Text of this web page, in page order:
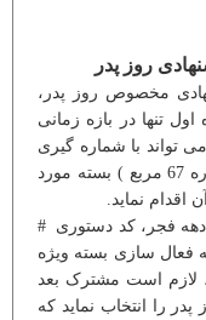
روز پدر
مخصوص روز پدر،
تنها در بازه زمانی
طرح ( 13 بهمن تا 15 بهمن 1401 ) می تواند با شماره گیری
کد دستوری # 100 * 67 * ( ستاره 100 ستاره 67 مربع ) بسته مورد
نماید.
دهه فجر، کد دستوری #
ستاره 67 مربع ) به فعال سازی بسته ویژه
لازم است مشترک بعد
را انتخاب نماید که